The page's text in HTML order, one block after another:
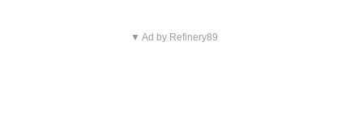
▼ Ad by Refinery89